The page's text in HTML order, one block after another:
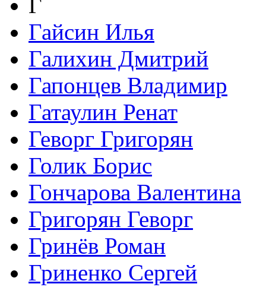
Г
Гайсин Илья
Галихин Дмитрий
Гапонцев Владимир
Гатаулин Ренат
Геворг Григорян
Голик Борис
Гончарова Валентина
Григорян Геворг
Гринёв Роман
Гриненко Сергей